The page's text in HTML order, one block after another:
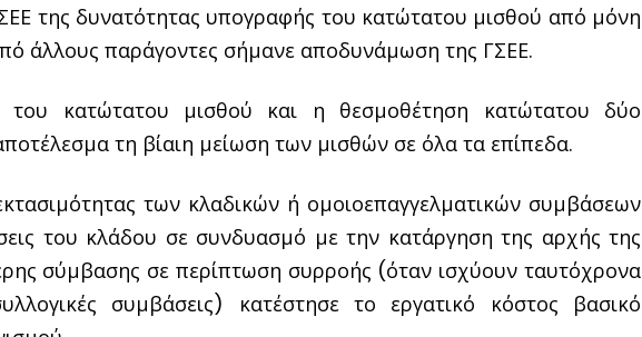
της δυνατότητας υπογραφής του κατώτατου μισθού από μόνη
άλλους παράγοντες σήμανε αποδυνάμωση της ΓΣΕΕ.
του κατώτατου μισθού και η θεσμοθέτηση κατώτατου δύο
τη βίαιη μείωση των μισθών σε όλα τα επίπεδα.
των κλαδικών ή ομοιοεπαγγελματικών συμβάσεων
του κλάδου σε συνδυασμό με την κατάργηση της αρχής της
σύμβασης σε περίπτωση συρροής (όταν ισχύουν ταυτόχρονα
συμβάσεις) κατέστησε το εργατικό κόστος βασικό